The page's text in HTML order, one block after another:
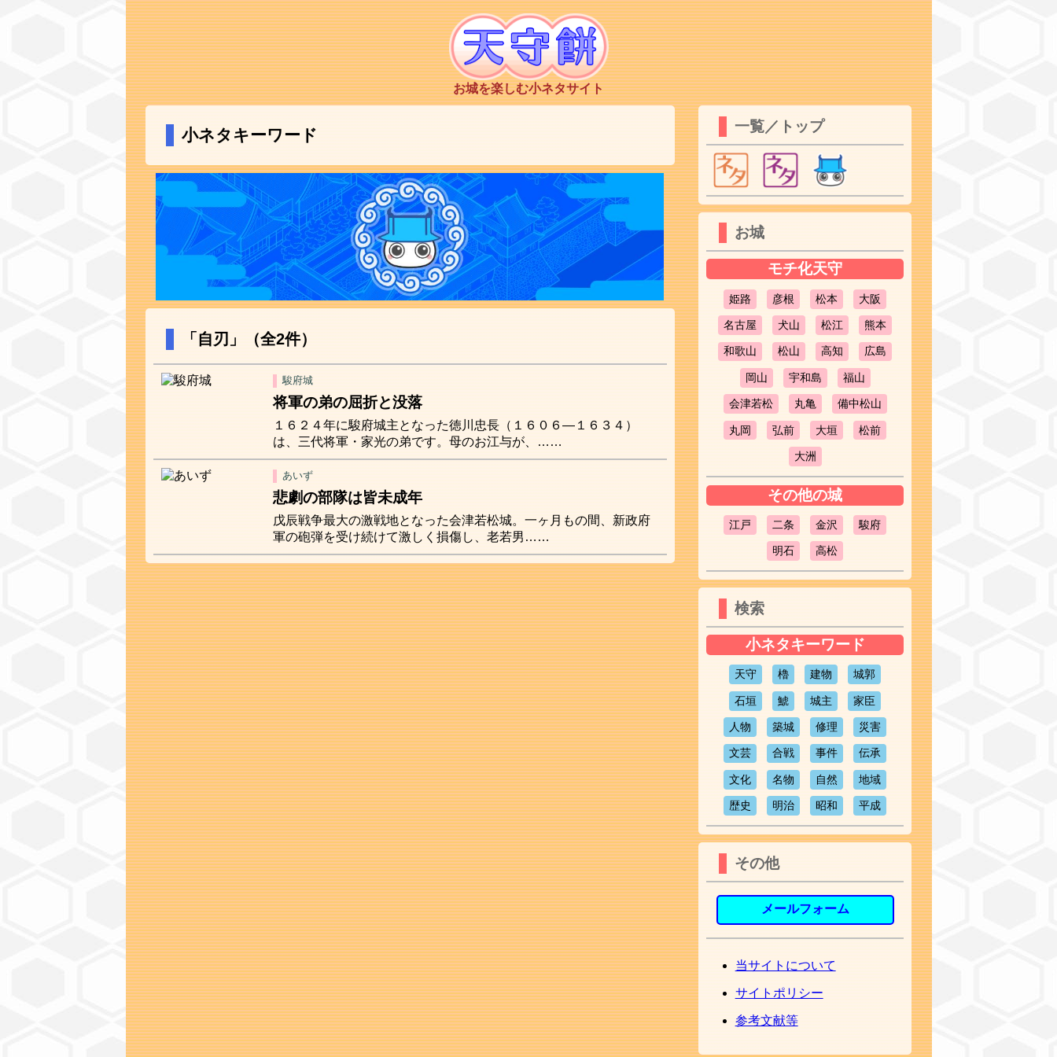
お城を楽しむ小ネタサイト
小ネタキーワード
「自刃」（全2件）
駿府城
将軍の弟の屈折と没落
１６２４年に駿府城主となった徳川忠長（１６０６―１６３４）
は、三代将軍・家光の弟です。母のお江与が、……
あいず
悲劇の部隊は皆未成年
戊辰戦争最大の激戦地となった会津若松城。一ヶ月もの間、新政府
軍の砲弾を受け続けて激しく損傷し、老若男……
一覧／トップ
お城
モチ化天守
姫路 彦根 松本 大阪
名古屋 犬山 松江 熊本
和歌山 松山 高知 広島
岡山 宇和島 福山
会津若松 丸亀 備中松山
丸岡 弘前 大垣 松前
大洲
その他の城
江戸 二条 金沢 駿府
明石 高松
検索
小ネタキーワード
天守 櫓 建物 城郭
石垣 鯱 城主 家臣
人物 築城 修理 災害
文芸 合戦 事件 伝承
文化 名物 自然 地域
歴史 明治 昭和 平成
その他
メールフォーム
当サイトについて
サイトポリシー
参考文献等